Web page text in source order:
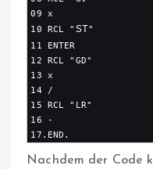
09 x
10 RCL " ST"
11 ENTER
12 RCL "GD"
13 x
14 /
15 RCL "LR"
16 -
17.END.
Nachdem der Code